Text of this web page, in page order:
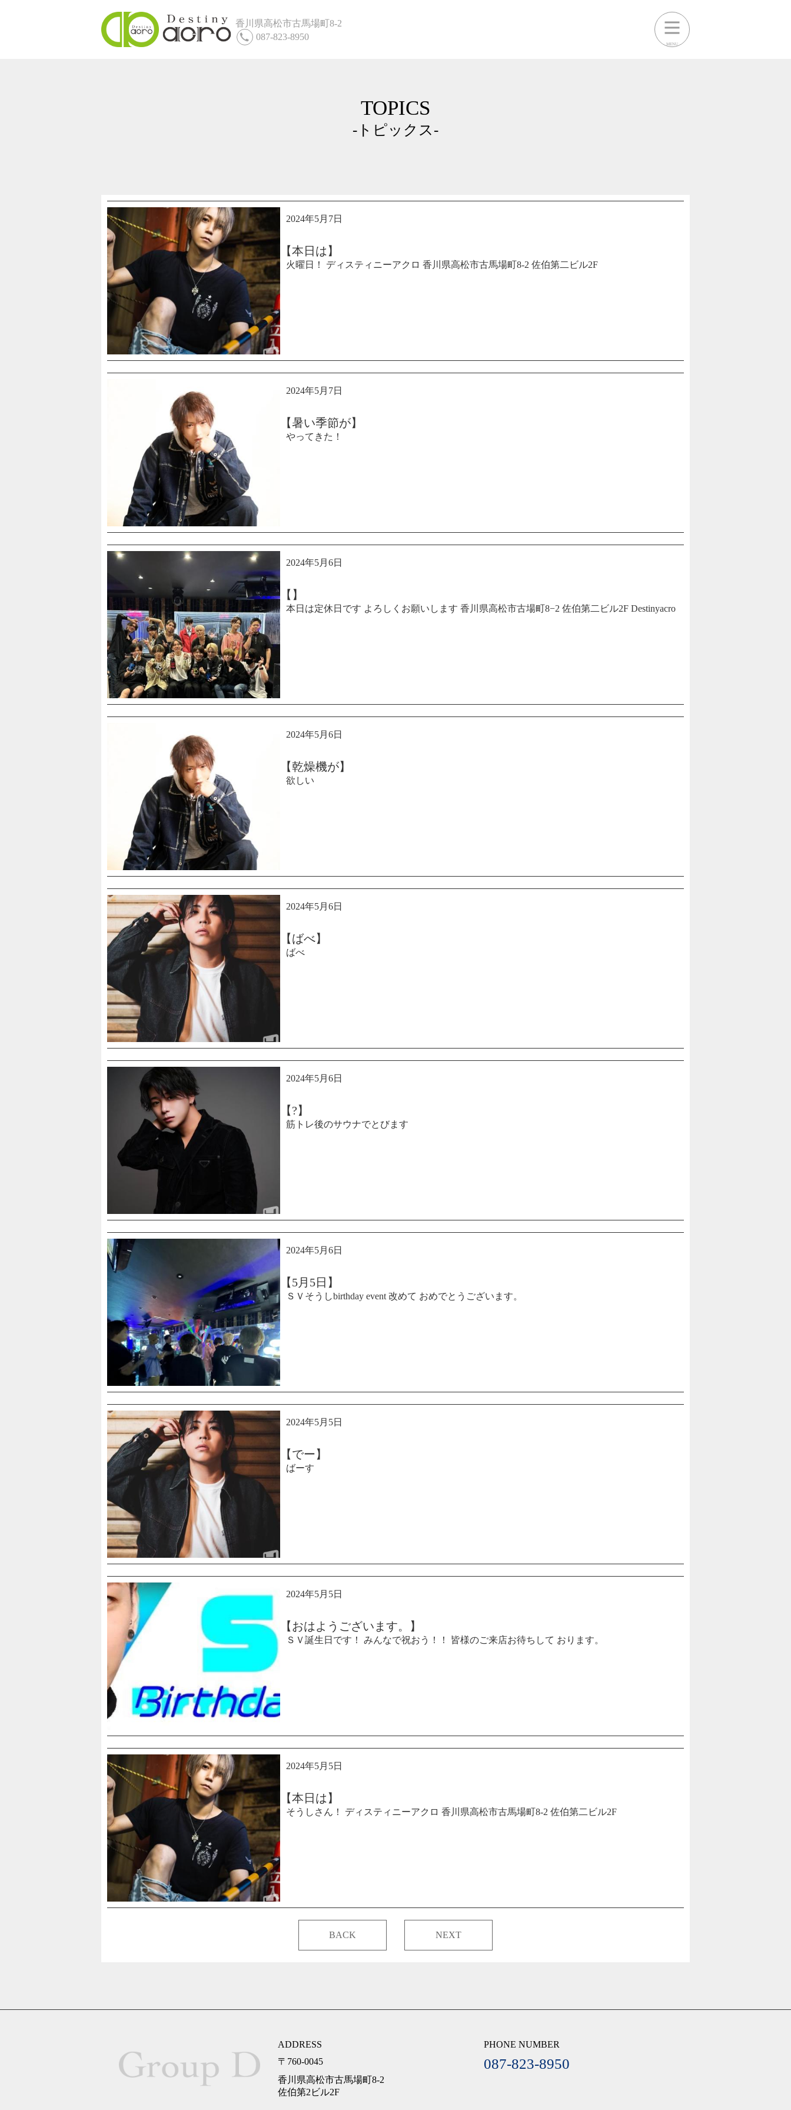
香川県高松市古馬場町8-2
087-823-8950
TOPICS
-トピックス-
2024年5月7日
【本日は】
火曜日！ ディスティニーアクロ 香川県高松市古馬場町8-2 佐伯第二ビル2F
2024年5月7日
【暑い季節が】
やってきた！
2024年5月6日
【】
本日は定休日です よろしくお願いします 香川県高松市古場町8−2 佐伯第二ビル2F Destinyacro
2024年5月6日
【乾燥機が】
欲しい
2024年5月6日
【ばべ】
ばべ
2024年5月6日
【?️】
筋トレ後のサウナでとびます
2024年5月6日
【5月5日】
ＳＶそうしbirthday event 改めて おめでとうございます。
2024年5月5日
【でー】
ばーす
2024年5月5日
【おはようございます。】
ＳＶ誕生日です！ みんなで祝おう！！ 皆様のご来店お待ちして おります。
2024年5月5日
【本日は】
そうしさん！ ディスティニーアクロ 香川県高松市古馬場町8-2 佐伯第二ビル2F
BACK NEXT
ADDRESS
〒760-0045
香川県高松市古馬場町8-2
佐伯第2ビル2F
PHONE NUMBER
087-823-8950